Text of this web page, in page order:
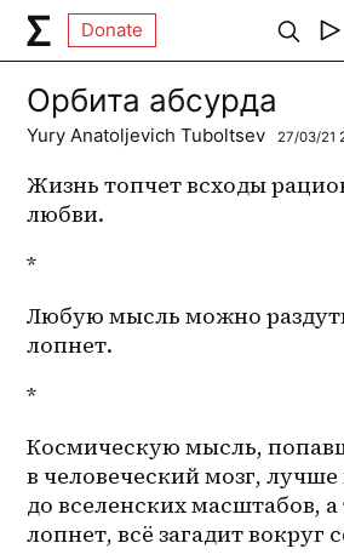
Donate
Орбита абсурда
Yury Anatoljevich Tuboltsev 27/03/21
Жизнь топчет всходы
любви.
*
Любую мысль можно
лопнет.
*
Космическую мысль,
в человеческий мозг, лучше
до вселенских масштабов, а
лопнет, всё загадит вокруг